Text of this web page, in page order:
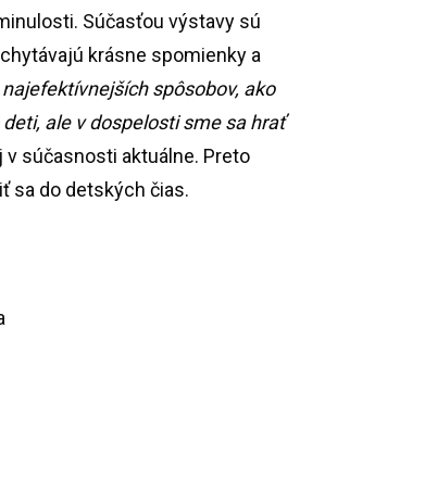
Súčasťou výstavy sú
krásne spomienky a
spôsobov, ako
ale v dospelosti sme sa hrať
v súčasnosti aktuálne. Preto
sa do detských čias.